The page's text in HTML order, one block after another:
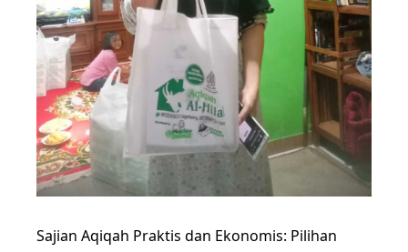
Sajian Aqiqah Praktis dan Ekonomis: Pilihan